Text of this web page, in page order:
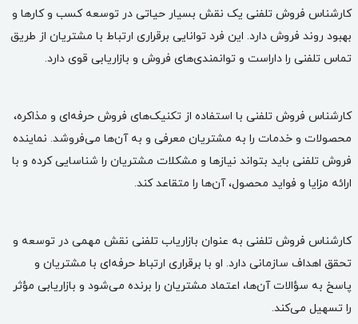
کارشناس فروش تلفنی یک نقش بسیار حیاتی در توسعه کسب و کارها و
بهبود روند فروش دارد. این فرد توانایی برقراری ارتباط با مشتریان از طریق
تماس تلفنی را داراست و توانمندی‌های فروش و بازاریابی قوی دارد.
کارشناس فروش تلفنی با استفاده از تکنیک‌های فروش حرفه‌ای و مذاکره،
محصولات و خدمات را به مشتریان معرفی و به آن‌ها می‌فروشد. نماینده
فروش تلفنی باید بتواند نیازها و مشکلات مشتریان را شناسایی کرده و با
ارائه مزایا و فواید محصول، آن‌ها را متقاعد کند.
کارشناس فروش تلفنی به عنوان بازاریاب تلفنی نقش مهمی در توسعه و
تحقق اهداف سازمانی دارد. او با برقراری ارتباط حرفه‌ای با مشتریان و
پاسخ به سؤالات آن‌ها، اعتماد مشتریان را برنده می‌شود و بازاریابی مؤثر
را تسهیل می‌کند.